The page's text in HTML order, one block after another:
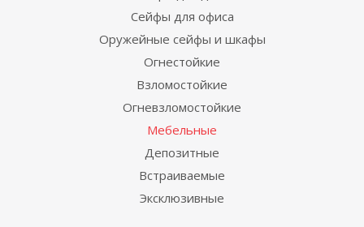
Сейфы для офиса
Оружейные сейфы и шкафы
Огнестойкие
Взломостойкие
Огневзломостойкие
Мебельные
Депозитные
Встраиваемые
Эксклюзивные